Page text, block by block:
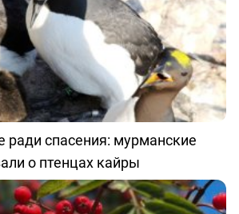
спасения: мурманские
о птенцах кайры